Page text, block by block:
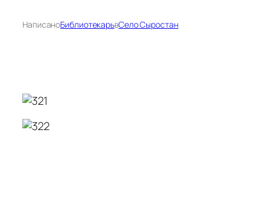
НаписаноБиблиотекарьвСело Сыростан